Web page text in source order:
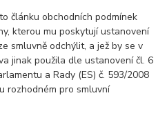
obchodních podmínek
kterou mu poskytují ustanovení
smluvně odchýlit, a jež by se v
jinak použila dle ustanovení čl. 6
a Rady (ES) č. 593/2008
rozhodném pro smluvní